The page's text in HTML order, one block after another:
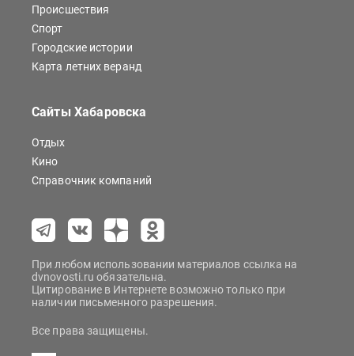
Происшествия
Спорт
Городские истории
Карта летних веранд
Сайты Хабаровска
Отдых
Кино
Справочник компаний
При любом использовании материалов ссылка на
dvnovosti.ru обязательна.
Цитирование в Интернете возможно только при
наличии письменного разрешения.
Все права защищены.